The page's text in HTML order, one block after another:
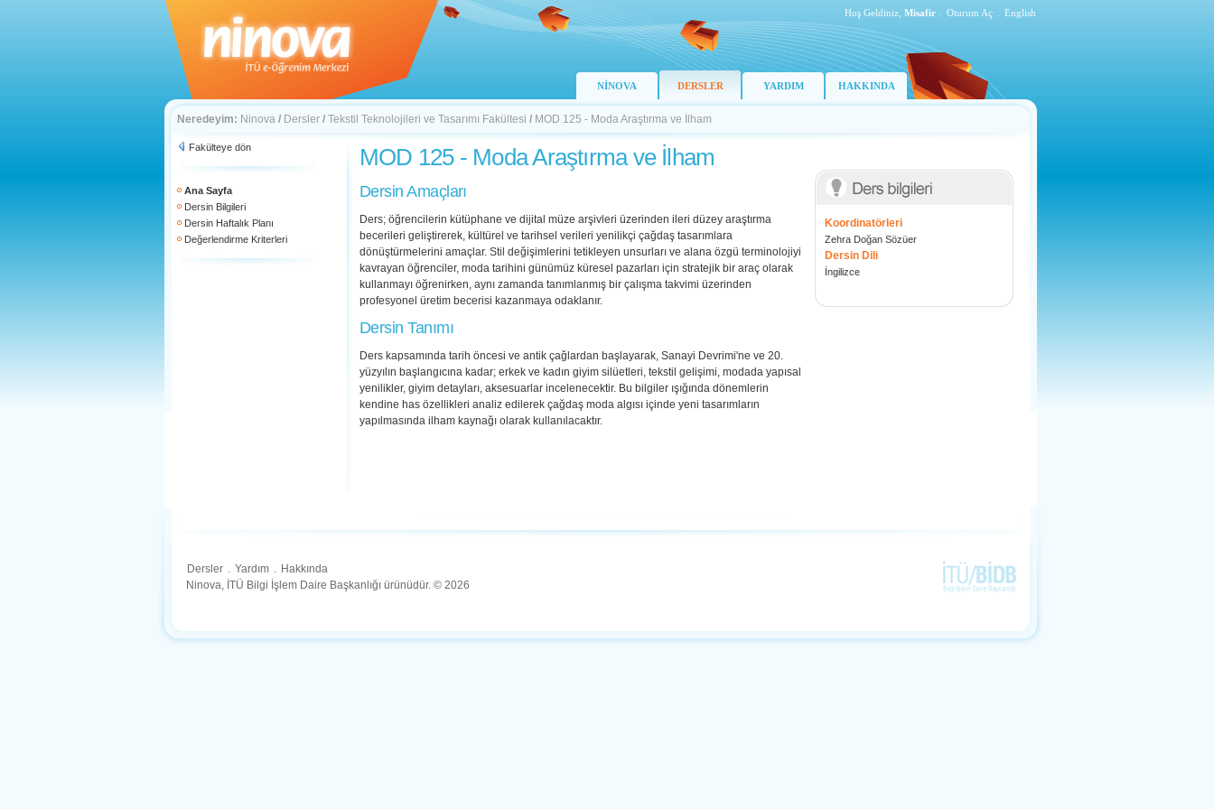
Hoş Geldiniz, Misafir Oturum Aç English
NİNOVA DERSLER YARDIM HAKKINDA
Neredeyim: Ninova / Dersler / Tekstil Teknolojileri ve Tasarımı Fakültesi / MOD 125 - Moda Araştırma ve İlham
Fakülteye dön
Ana Sayfa
Dersin Bilgileri
Dersin Haftalık Planı
Değerlendirme Kriterleri
MOD 125 - Moda Araştırma ve İlham
Dersin Amaçları
Ders; öğrencilerin kütüphane ve dijital müze arşivleri üzerinden ileri düzey araştırma
becerileri geliştirerek, kültürel ve tarihsel verileri yenilikçi çağdaş tasarımlara
dönüştürmelerini amaçlar. Stil değişimlerini tetikleyen unsurları ve alana özgü terminolojiyi
kavrayan öğrenciler, moda tarihini günümüz küresel pazarları için stratejik bir araç olarak
kullanmayı öğrenirken, aynı zamanda tanımlanmış bir çalışma takvimi üzerinden
profesyonel üretim becerisi kazanmaya odaklanır.
Dersin Tanımı
Ders kapsamında tarih öncesi ve antik çağlardan başlayarak, Sanayi Devrimi'ne ve 20.
yüzyılın başlangıcına kadar; erkek ve kadın giyim silüetleri, tekstil gelişimi, modada yapısal
yenilikler, giyim detayları, aksesuarlar incelenecektir. Bu bilgiler ışığında dönemlerin
kendine has özellikleri analiz edilerek çağdaş moda algısı içinde yeni tasarımların
yapılmasında ilham kaynağı olarak kullanılacaktır.
Koordinatörleri
Zehra Doğan Sözüer
Dersin Dili
İngilizce
Dersler . Yardım . Hakkında
Ninova, İTÜ Bilgi İşlem Daire Başkanlığı ürünüdür. © 2026